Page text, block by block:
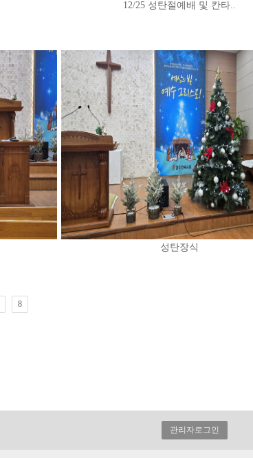
12/25 성탄절예배 및 칸타..
성탄장식
8
관리자로그인